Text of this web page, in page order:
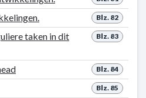
Blz. 82
Blz. 83
taken in dit
Blz. 84
Blz. 85